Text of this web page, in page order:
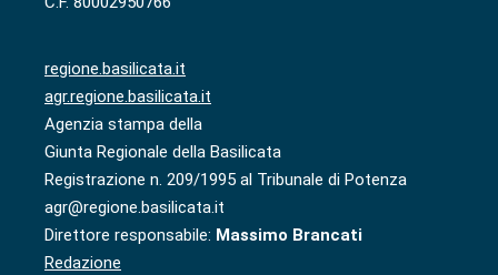
regione.basilicata.it
agr.regione.basilicata.it
Agenzia stampa della
Giunta Regionale della Basilicata
Registrazione n. 209/1995 al Tribunale di Potenza
agr@regione.basilicata.it
Direttore responsabile: Massimo Brancati
Redazione